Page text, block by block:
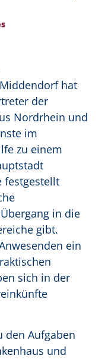
hat
der
Nordrhein und
im
zu einem
festgestellt
in die
gibt.
ein
sich in der
den Aufgaben
und